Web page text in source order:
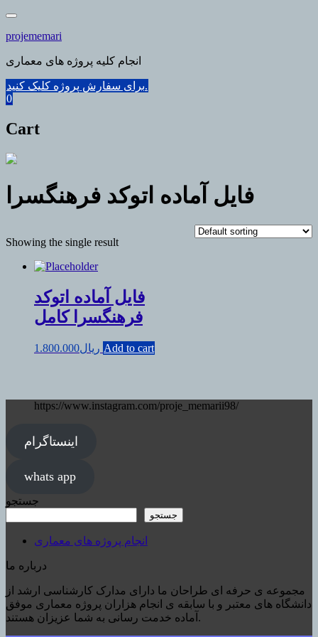
Skip
content
projememari
انجام کلیه پروژه های معماری
برای سفارش پروژه کلیک کنید.
0
Cart
فایل آماده اتوکد فرهنگسرا
Showing the single result
فایل آماده اتوکد
فرهنگسرا کامل
ریال1.800.000 Add to cart
https://www.instagram.com/proje_memarii98/
اینستاگرام
whats app
جستجو
جستجو
انجام پروژه های معماری
درباره ما
مجموعه ی حرفه ای طراحان ما دارای مدارک کارشناسی ارشد از
دانشگاه های معتبر و با سابقه ی انجام هزاران پروژه معماری موفق
آماده خدمت رسانی به شما عزیزان هستند.